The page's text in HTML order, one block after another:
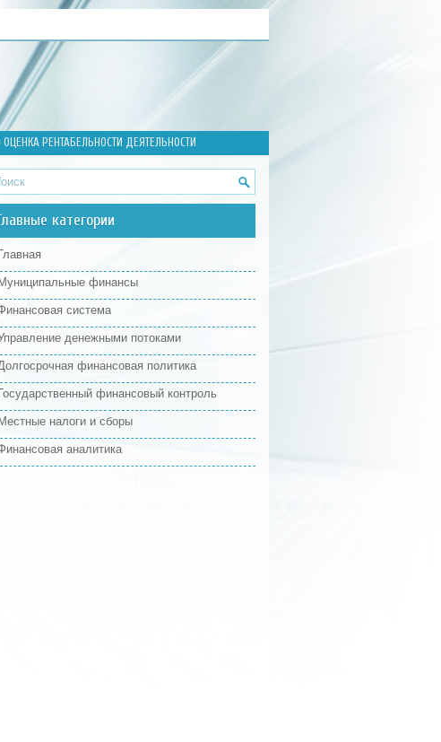
ОЦЕНКА РЕНТАБЕЛЬНОСТИ ДЕЯТЕЛЬНОСТИ
категории
Главная
Муниципальные финансы
система
денежными потоками
финансовая политика
Государственный финансовый контроль
Местные налоги и сборы
аналитика